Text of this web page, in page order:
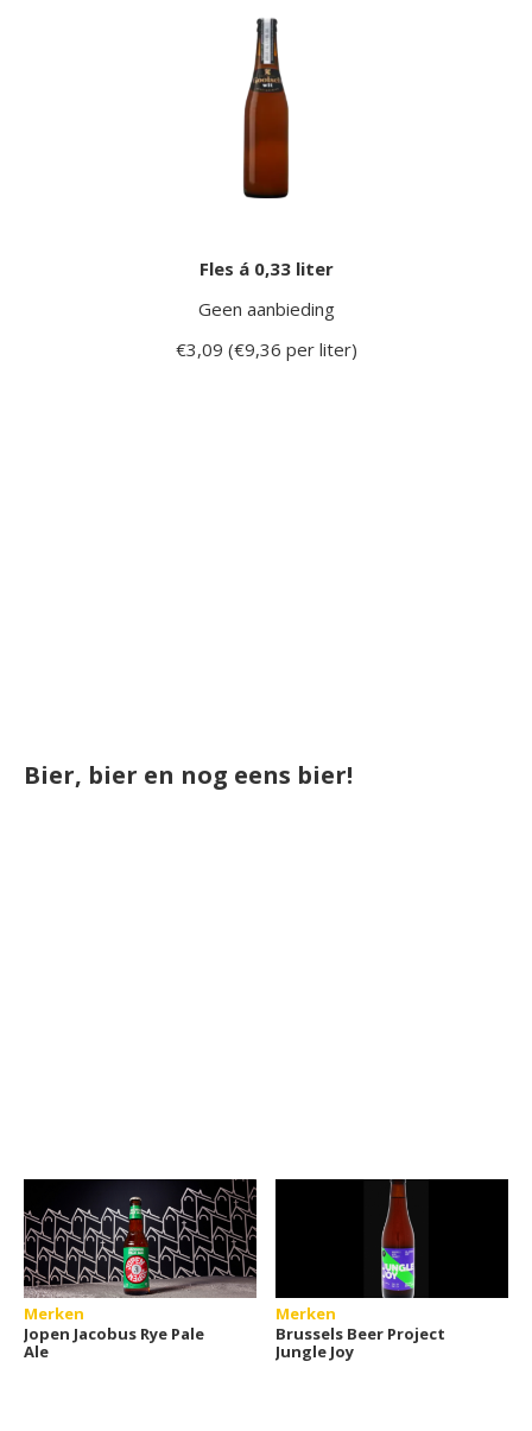
Fles á 0,33 liter
Geen aanbieding
€3,09 (€9,36 per liter)
Bier, bier en nog eens bier!
Merken
Jopen Jacobus Rye Pale
Ale
Merken
Brussels Beer Project
Jungle Joy